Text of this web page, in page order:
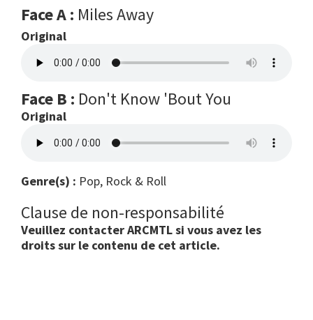
Face A : Miles Away
Original
Face B : Don't Know 'Bout You
Original
Genre(s) : Pop, Rock & Roll
Clause de non-responsabilité
Veuillez contacter ARCMTL si vous avez les
droits sur le contenu de cet article.